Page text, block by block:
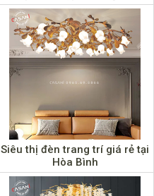
Siêu thị đèn trang trí giá rẻ tại
Hòa Bình